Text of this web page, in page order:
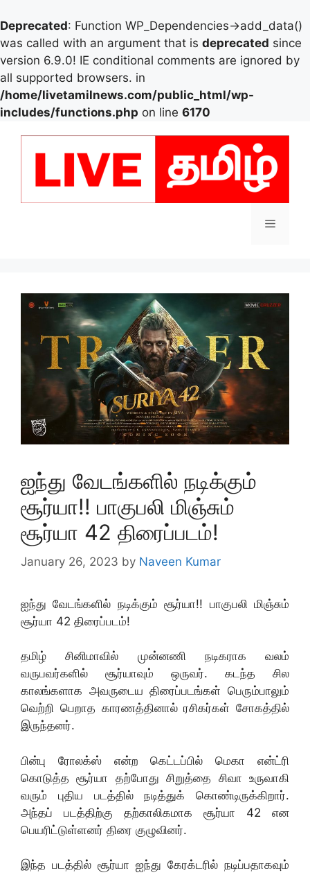
Deprecated: Function WP_Dependencies->add_data()
was called with an argument that is deprecated since
version 6.9.0! IE conditional comments are ignored by
all supported browsers. in
/home/livetamilnews.com/public_html/wp-
includes/functions.php on line 6170
Menu
ஐந்து வேடங்களில் நடிக்கும்
சூர்யா!! பாகுபலி மிஞ்சும்
சூர்யா 42 திரைப்படம்!
January 26, 2023 by Naveen Kumar
ஐந்து வேடங்களில் நடிக்கும் சூர்யா!! பாகுபலி மிஞ்சும்
சூர்யா 42 திரைப்படம்!
தமிழ் சினிமாவில் முன்னணி நடிகராக வலம்
வருபவர்களில் சூர்யாவும் ஒருவர். கடந்த சில
காலங்களாக அவருடைய திரைப்படங்கள் பெரும்பாலும்
வெற்றி பெறாத காரணத்தினால் ரசிகர்கள் சோகத்தில்
இருந்தனர்.
பின்பு ரோலக்ஸ் என்ற கெட்டப்பில் மெகா என்ட்ரி
கொடுத்த சூர்யா தற்போது சிறுத்தை சிவா உருவாகி
வரும் புதிய படத்தில் நடித்துக் கொண்டிருக்கிறார்.
அந்தப் படத்திற்கு தற்காலிகமாக சூர்யா 42 என
பெயரிட்டுள்ளனர் திரை குழுவினர்.
இந்த படத்தில் சூர்யா ஐந்து கேரக்டரில் நடிப்பதாகவும்